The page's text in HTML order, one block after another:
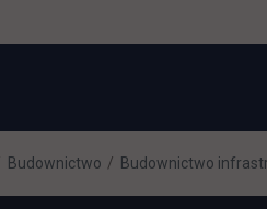
Budownictwo Budownictwo